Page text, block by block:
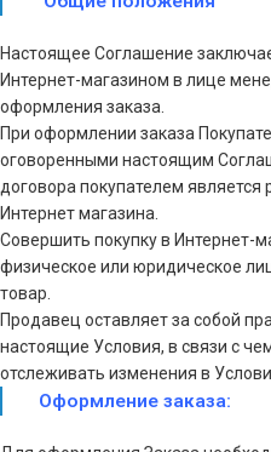
Настоящее Соглашение
Интернет-магазином в лице
оформления заказа.
При оформлении заказа
оговоренными настоящим
договора покупателем
Интернет магазина.
Совершить покупку в Интернет-
физическое или юридическое
товар.
Продавец оставляет за собой
настоящие Условия, в связи с
отслеживать изменения в
Оформление заказа: